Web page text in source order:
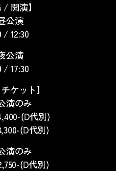
/ 開演】
公演
/ 12:30
公演
/ 17:30
ケット】
演のみ
(D代別)
(D代別)
演のみ
(D代別)